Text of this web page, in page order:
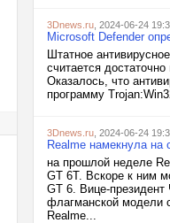
3Dnews.ru , 2024-06-24
Microsoft Defender
Штатное
считается
Оказалось, что
программу
3Dnews.ru , 2024-06-24
Realme намекнула
на прошлой неделе
GT 6T. Вскоре к ним
GT 6. Вице-президент
флагманской модели
Realme...